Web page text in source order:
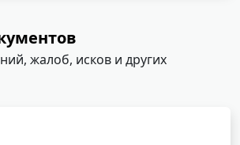
жалоб, исков и других